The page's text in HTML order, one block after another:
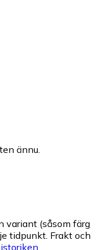
ännu.
variant (såsom färg
tidpunkt. Frakt och